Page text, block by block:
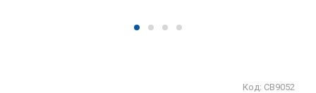
Код: СВ9052